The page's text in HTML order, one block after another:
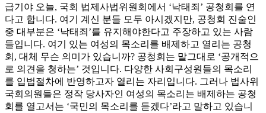
급기야 오늘, 국회 법제사법위원회에서 ‘낙태죄 ’ 공청회를 연
다고 합니다. 여기 계신 분들 모두 아시겠지만, 공청회 진술인
중 대부분은 ‘낙태죄 ’를 유지해야한다고 주장하고 있는 사람
들입니다. 여기 있는 여성의 목소리를 배제하고 열리는 공청
회 , 대체 무슨 의미가 있습니까? 공청회는 말그대로 ‘공개적으
로 의견을 청하는’ 것입니다. 다양한 사회구성원들의 목소리
를 입법절차에 반영하고자 열리는 자리입니다. 그러나 법사위
국회의원들은 정작 당사자인 여성의 목소리는 배제하는 공청
회를 열고서는 ‘국민의 목소리를 듣겠다’라고 말하고 있습니